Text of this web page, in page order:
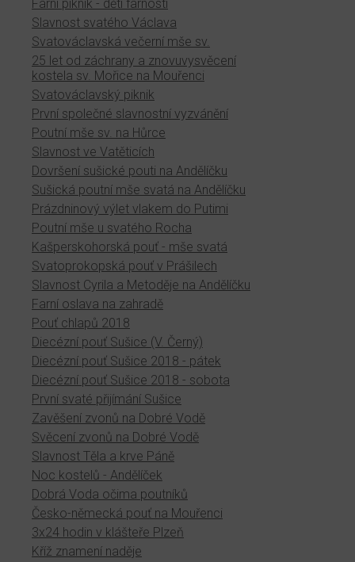
Farní piknik - děti farnosti
Slavnost svatého Václava
Svatováclavská večerní mše sv.
25 let od záchrany a znovuvysvěcení
kostela sv. Mořice na Mouřenci
Svatováclavský piknik
První společné slavnostní vyzvánění
Poutní mše sv. na Hůrce
Slavnost ve Vatěticích
Dovršení sušické pouti na Andělíčku
Sušická poutní mše svatá na Andělíčku
Prázdninový výlet vlakem do Putimi
Poutní mše u svatého Rocha
Kašperskohorská pouť - mše svatá
Svatoprokopská pouť v Prášilech
Slavnost Cyrila a Metoděje na Andělíčku
Farní oslava na zahradě
Pouť chlapů 2018
Diecézní pouť Sušice (V. Černý)
Diecézní pouť Sušice 2018 - pátek
Diecézní pouť Sušice 2018 - sobota
První svaté přijímání Sušice
Zavěšení zvonů na Dobré Vodě
Svěcení zvonů na Dobré Vodě
Slavnost Těla a krve Páně
Noc kostelů - Andělíček
Dobrá Voda očima poutníků
Česko-německá pouť na Mouřenci
3x24 hodin v klášteře Plzeň
Kříž znamení naděje